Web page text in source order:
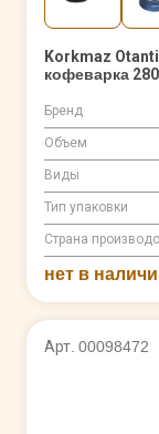
Korkmaz
кофеварка
Бренд
Объем
Виды
Тип упаковки
Страна
нет в
Арт. 00098472